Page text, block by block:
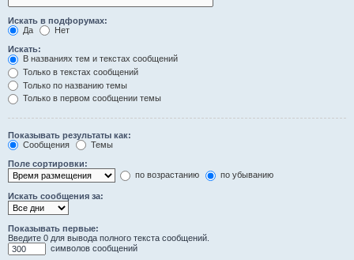
Искать в подфорумах:
Да
Нет
Искать:
В названиях тем и текстах сообщений
Только в текстах сообщений
Только по названию темы
Только в первом сообщении темы
Показывать результаты как:
Сообщения
Темы
Поле сортировки:
по возрастанию
по убыванию
Искать сообщения за:
Показывать первые:
Введите 0 для вывода полного текста сообщений.
символов сообщений